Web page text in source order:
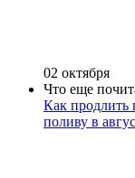
02 октября
Что еще
Как продлить
поливу в